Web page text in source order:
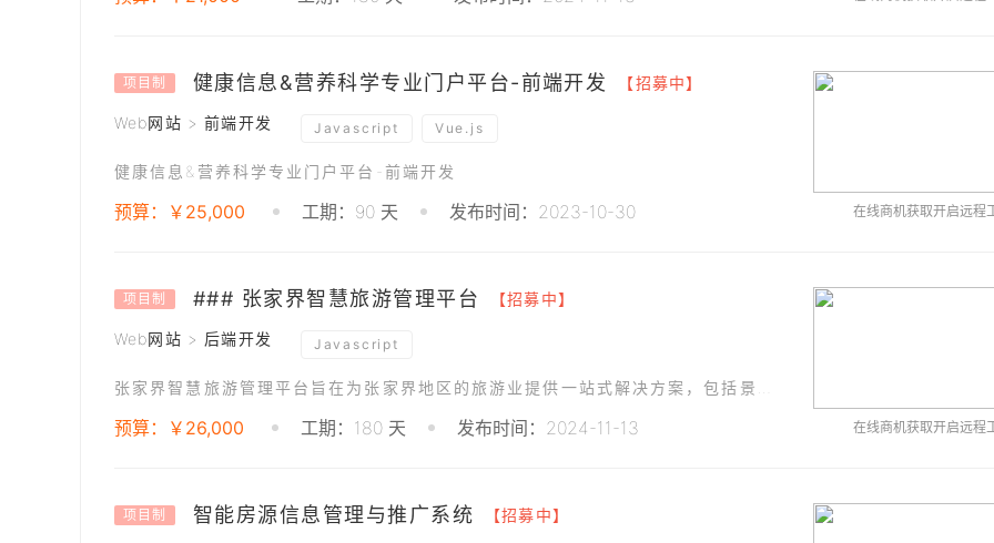
项目制 健康信息&营养科学专业门户平台-前端开发 【招募中】
Web网站 > 前端开发 Javascript Vue.js
健康信息&营养科学专业门户平台-前端开发
预算：￥25,000 工期：90 天 发布时间：2023-10-30 在线商机获取开启远程
项目制 ### 张家界智慧旅游管理平台 【招募中】
Web网站 > 后端开发 Javascript
预算：￥26,000 工期：180 天 发布时间：2024-11-13 在线商机获取开启远程
项目制 智能房源信息管理与推广系统 【招募中】